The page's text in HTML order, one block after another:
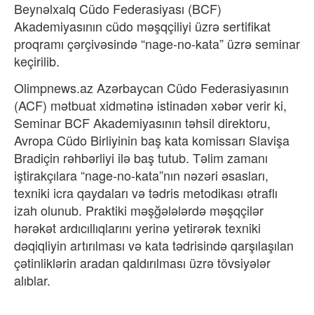
Beynəlxalq Cüdo Federasiyası (BCF)
Akademiyasının cüdo məşqçiliyi üzrə sertifikat
proqramı çərçivəsində “nage-no-kata” üzrə seminar
keçirilib.
Olimpnews.az Azərbaycan Cüdo Federasiyasının
(ACF) mətbuat xidmətinə istinadən xəbər verir ki,
Seminar BCF Akademiyasının təhsil direktoru,
Avropa Cüdo Birliyinin baş kata komissarı Slavişa
Bradiçin rəhbərliyi ilə baş tutub. Təlim zamanı
iştirakçılara “nage-no-kata”nın nəzəri əsasları,
texniki icra qaydaları və tədris metodikası ətraflı
izah olunub. Praktiki məşğələlərdə məşqçilər
hərəkət ardıcıllıqlarını yerinə yetirərək texniki
dəqiqliyin artırılması və kata tədrisində qarşılaşılan
çətinliklərin aradan qaldırılması üzrə tövsiyələr
alıblar.